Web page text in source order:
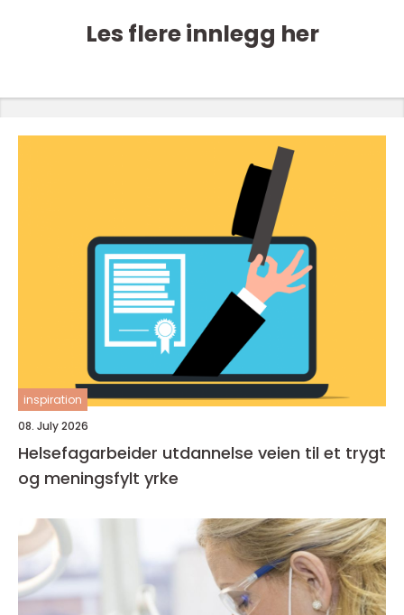
Les flere innlegg her
inspiration
08. July 2026
Helsefagarbeider utdannelse veien til et trygt
og meningsfylt yrke